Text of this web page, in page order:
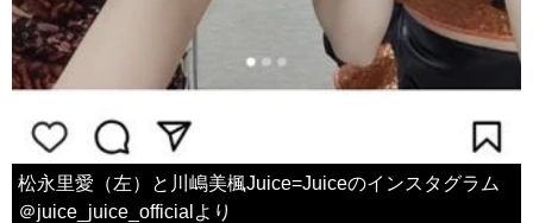
松永里愛（左）と川嶋美楓Juice=Juiceのインスタグラム
＠juice_juice_officialより